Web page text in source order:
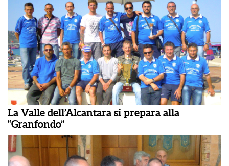
La Valle dell’Alcantara si prepara alla
“Granfondo”